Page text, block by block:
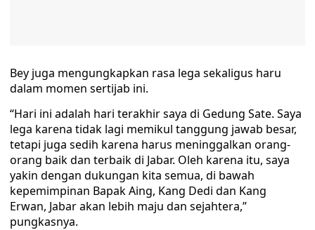
Bey juga mengungkapkan rasa lega sekaligus haru
dalam momen sertijab ini.
“Hari ini adalah hari terakhir saya di Gedung Sate. Saya
lega karena tidak lagi memikul tanggung jawab besar,
tetapi juga sedih karena harus meninggalkan orang-
orang baik dan terbaik di Jabar. Oleh karena itu, saya
yakin dengan dukungan kita semua, di bawah
kepemimpinan Bapak Aing, Kang Dedi dan Kang
Erwan, Jabar akan lebih maju dan sejahtera,”
pungkasnya.